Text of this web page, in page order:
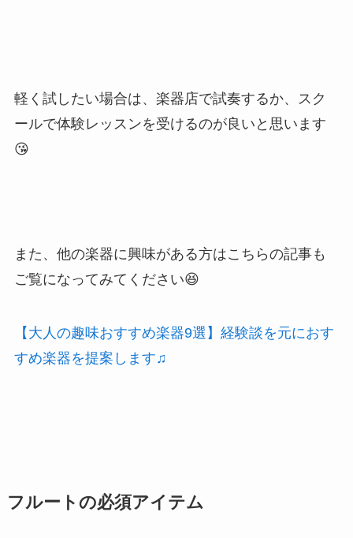
軽く試したい場合は、 楽器店で試奏するか、
スク
ールで体験レッスンを受けるのが良いと思います
😘
また、他の楽器に興味がある方はこちらの記事も
ご覧になってみてください😆
【大人の趣味おすすめ楽器9選】経験談を元におす
すめ楽器を提案します♫
フルートの必須アイテム